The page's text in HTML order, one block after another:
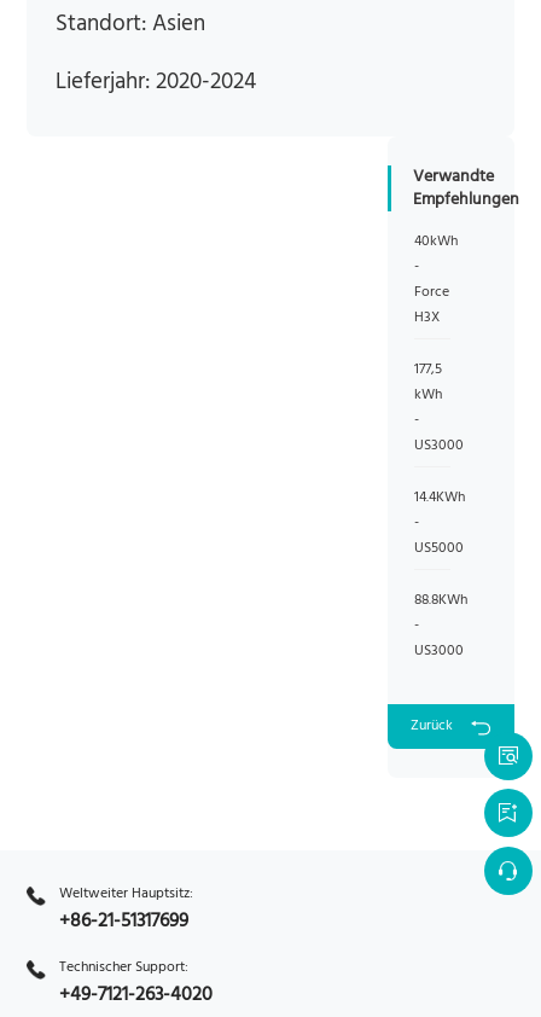
Standort: Asien
Lieferjahr: 2020-2024
Verwandte
Empfehlungen
40kWh
-
Force
H3X
177,5
kWh
-
US3000
14.4KWh
-
US5000
88.8KWh
-
US3000
Zurück
Weltweiter Hauptsitz:
+86-21-51317699
Technischer Support:
+49-7121-263-4020